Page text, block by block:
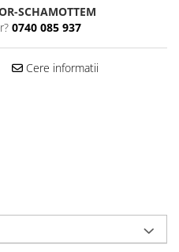
SCHAMOTTEM
0740 085 937
Cere informatii